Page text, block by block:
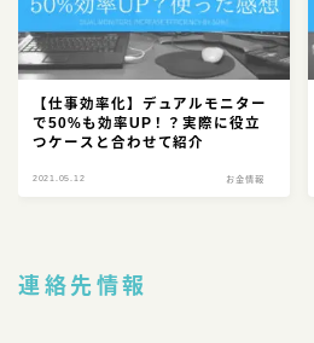
【仕事効率化】デュアルモニター
で50%も効率UP！？実際に役立
つケースと合わせて紹介
2021.05.12 お金情報
連絡先情報